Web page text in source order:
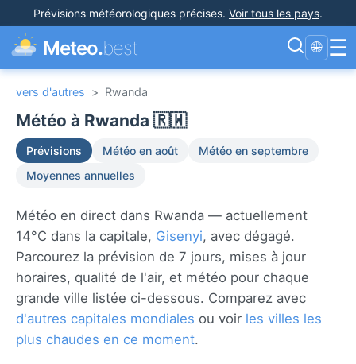
Prévisions météorologiques précises. Voir tous les pays.
Meteo.best 🌐 ☰
vers d'autres > Rwanda
Météo à Rwanda 🇷🇼
Prévisions Météo en août
Météo en septembre
Moyennes annuelles
Météo en direct dans Rwanda — actuellement
14°C dans la capitale, Gisenyi, avec dégagé.
Parcourez la prévision de 7 jours, mises à jour
horaires, qualité de l'air, et météo pour chaque
grande ville listée ci-dessous. Comparez avec
d'autres capitales mondiales ou voir les villes les
plus chaudes en ce moment.